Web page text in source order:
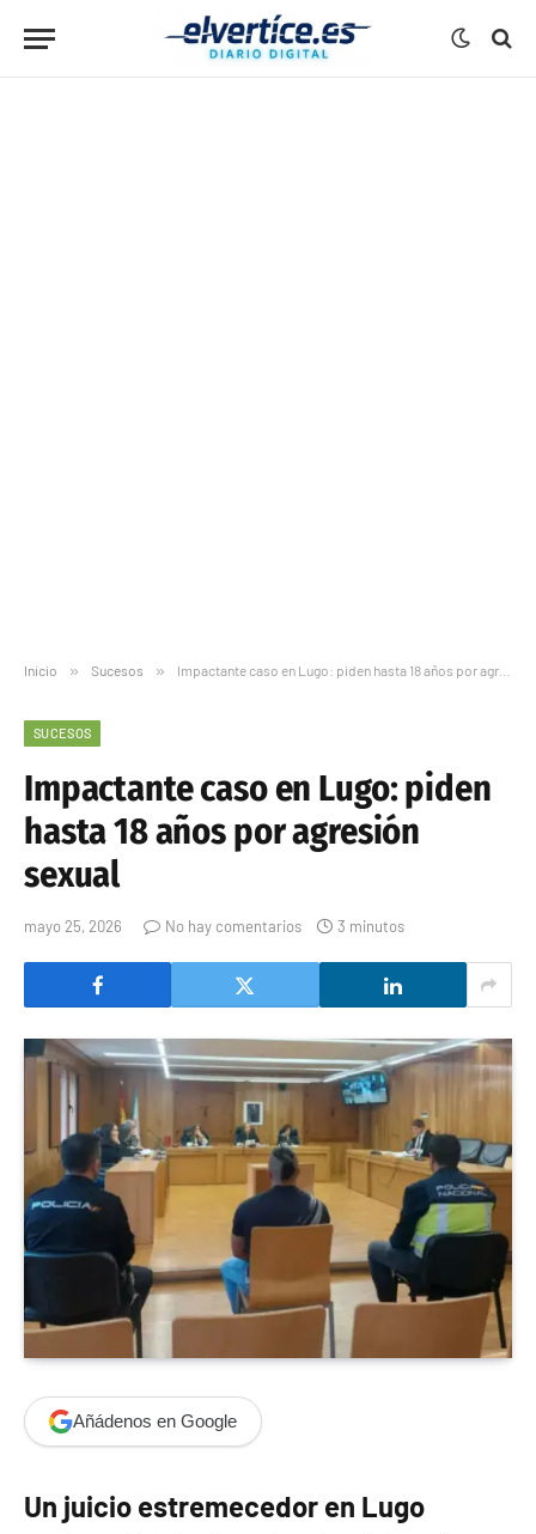
Inicio » Sucesos » Impactante caso en Lugo: piden hasta 18 años por agresión sexual
SUCESOS
Impactante caso en Lugo: piden
hasta 18 años por agresión
sexual
mayo 25, 2026 No hay comentarios 3 minutos
Añádenos en Google
Un juicio estremecedor en Lugo